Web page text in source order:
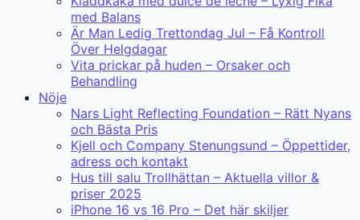
med Balans
Är Man Ledig Trettondag Jul – Få Kontroll
Över Helgdagar
Vita prickar på huden – Orsaker och
Behandling
Nöje
Nars Light Reflecting Foundation – Rätt Nyans
och Bästa Pris
Kjell och Company Stenungsund – Öppettider,
adress och kontakt
Hus till salu Trollhättan – Aktuella villor &
priser 2025
iPhone 16 vs 16 Pro – Det här skiljer